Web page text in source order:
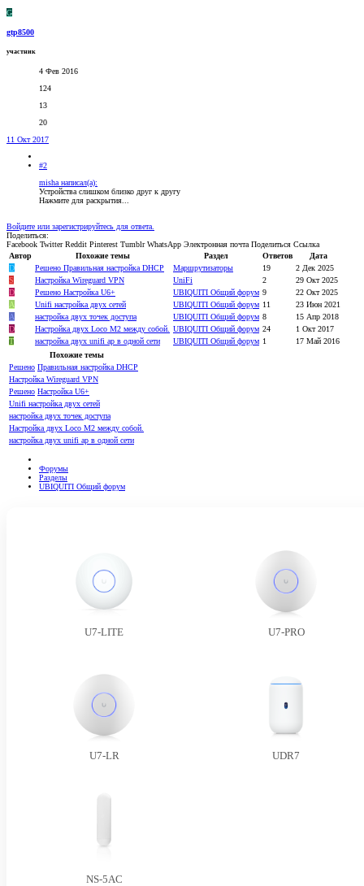
G
gtp8500
участник
4 Фев 2016
124
13
20
11 Окт 2017
#2
misha написал(а):
Устройства слишком близко друг к другу
Нажмите для раскрытия...
Войдите или зарегистрируйтесь для ответа.
Поделиться:
Facebook Twitter Reddit Pinterest Tumblr WhatsApp Электронная почта Поделиться Ссылка
Автор
Похожие темы Раздел Ответов
Дата
D
Решено Правильная настройка DHCP Маршрутизаторы 19
2 Дек 2025
S
Настройка Wireguard VPN UniFi 2
29 Окт 2025
D
Решено Настройка U6+ UBIQUITI Общий форум 9
22 Окт 2025
A
Unifi настройка двух сетей UBIQUITI Общий форум 11
23 Июн 2021
A
настройка двух точек доступа UBIQUITI Общий форум 8
15 Апр 2018
D
Настройка двух Loco M2 между собой. UBIQUITI Общий форум 24
1 Окт 2017
T
настройка двух unifi ap в одной сети UBIQUITI Общий форум 1
17 Май 2016
Похожие темы
Решено Правильная настройка DHCP
Настройка Wireguard VPN
Решено Настройка U6+
Unifi настройка двух сетей
настройка двух точек доступа
Настройка двух Loco M2 между собой.
настройка двух unifi ap в одной сети
Форумы
Разделы
UBIQUITI Общий форум
U7-LITE U7-PRO
U7-LR UDR7
NS-5AC